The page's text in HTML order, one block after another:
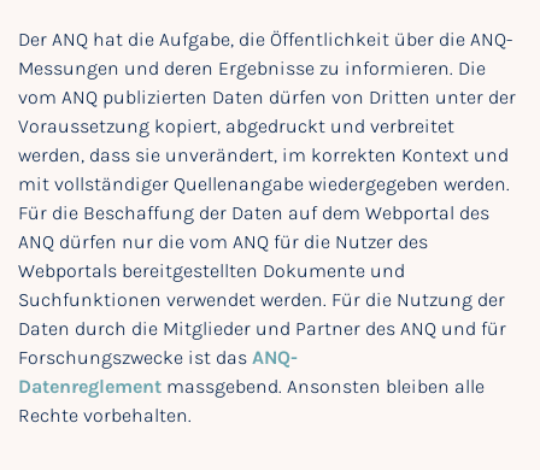
Der ANQ hat die Aufgabe, die Öffentlichkeit über die ANQ-
Messungen und deren Ergebnisse zu informieren. Die
vom ANQ publizierten Daten dürfen von Dritten unter der
Voraussetzung kopiert, abgedruckt und verbreitet
werden, dass sie unverändert, im korrekten Kontext und
mit vollständiger Quellenangabe wiedergegeben werden.
Für die Beschaffung der Daten auf dem Webportal des
ANQ dürfen nur die vom ANQ für die Nutzer des
Webportals bereitgestellten Dokumente und
Suchfunktionen verwendet werden. Für die Nutzung der
Daten durch die Mitglieder und Partner des ANQ und für
Forschungszwecke ist das ANQ-
Datenreglement massgebend. Ansonsten bleiben alle
Rechte vorbehalten.